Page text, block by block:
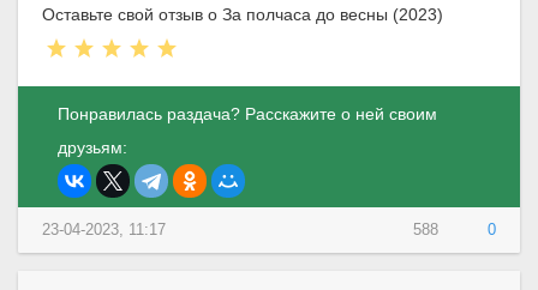
Оставьте свой отзыв о За полчаса до весны (2023)
Понравилась раздача? Расскажите о ней своим
друзьям:
588 0
23-04-2023, 11:17